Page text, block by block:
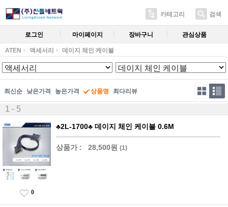
카테고리 검색
로그인 마이페이지 장바구니 관심상품
ATEN 액세서리 데이지 체인 케이블
최신순 낮은가격 높은가격 상품명 최다리뷰
1 - 5
♣2L-1700♣ 데이지 체인 케이블 0.6M
상품가 : 28,500원 (1)
0